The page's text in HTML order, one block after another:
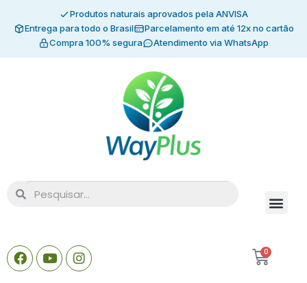
Produtos naturais aprovados pela ANVISA
Entrega para todo o Brasil
Parcelamento em até 12x no cartão
Compra 100% segura
Atendimento via WhatsApp
0